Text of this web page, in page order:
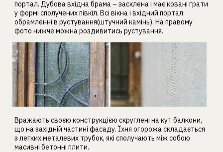
портал. Дубова вхідна брама – засклена і має ковані грати
у формі сполучених півкіл. Всі вікна і вхідний портал
обрамленні в рустування(штучний камінь). На правому
фото нижче можна роздивитись рустування.
Вражають своєю конструкцією скруглені на кут балкони,
що на західній частині фасаду. Їхня огорожа складається
з легких металевих трубок, які сполучають між собою
масивні бетонні плити.